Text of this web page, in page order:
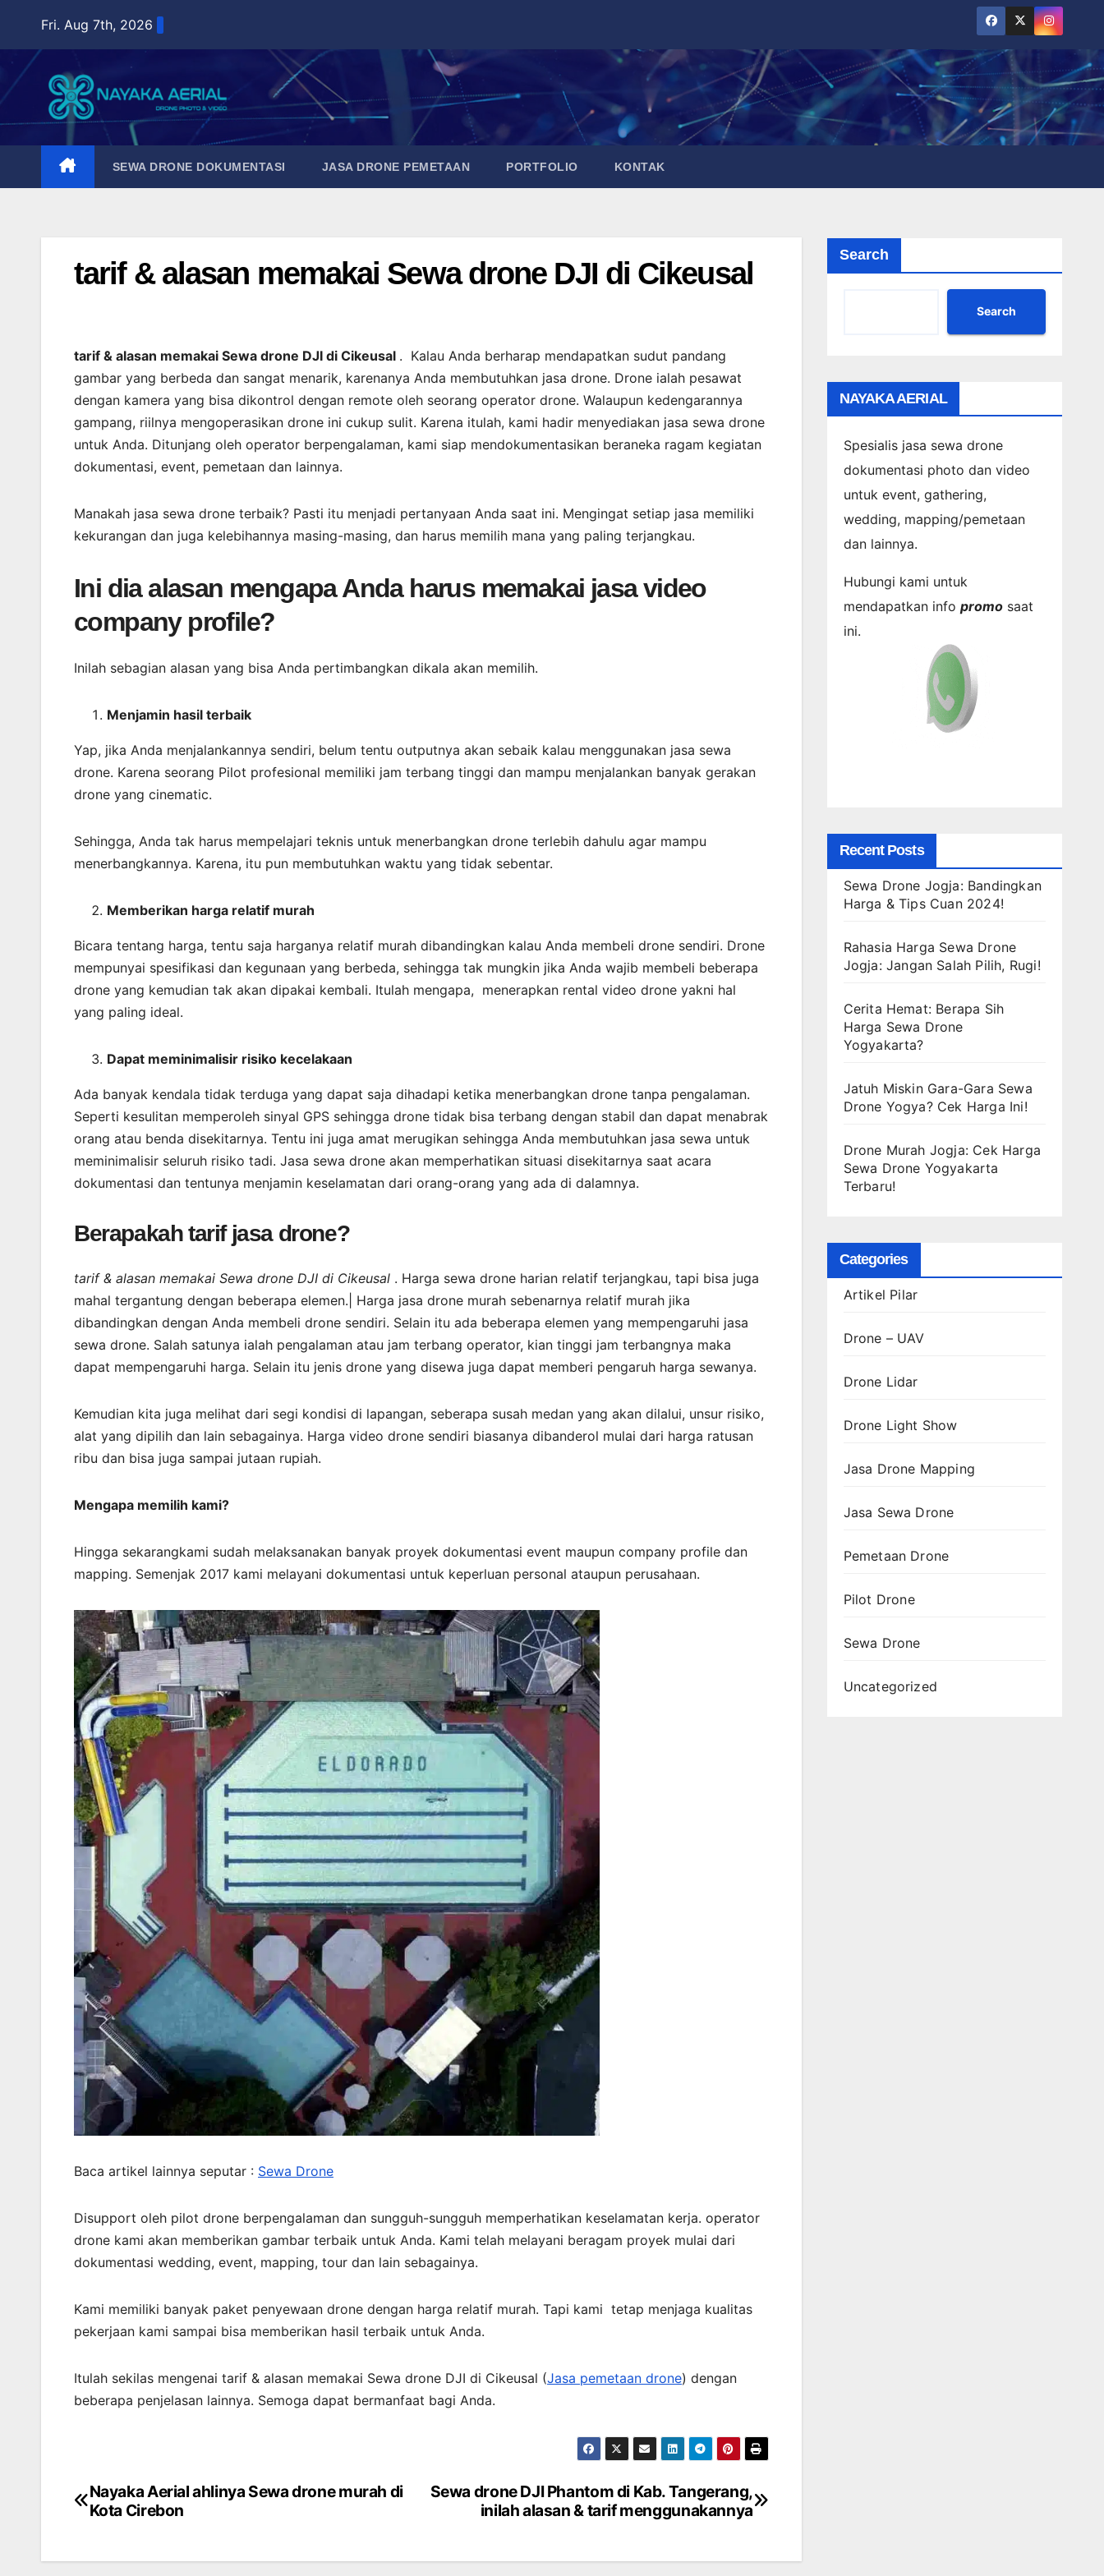
content
Fri. Aug 7th, 2026
SEWA DRONE DOKUMENTASI JASA DRONE PEMETAAN PORTFOLIO KONTAK
tarif & alasan memakai Sewa drone DJI di Cikeusal
tarif & alasan memakai Sewa drone DJI di Cikeusal . Kalau Anda berharap mendapatkan sudut pandang
gambar yang berbeda dan sangat menarik, karenanya Anda membutuhkan jasa drone. Drone ialah pesawat
dengan kamera yang bisa dikontrol dengan remote oleh seorang operator drone. Walaupun kedengarannya
gampang, riilnya mengoperasikan drone ini cukup sulit. Karena itulah, kami hadir menyediakan jasa sewa drone
untuk Anda. Ditunjang oleh operator berpengalaman, kami siap mendokumentasikan beraneka ragam kegiatan
dokumentasi, event, pemetaan dan lainnya.
Manakah jasa sewa drone terbaik? Pasti itu menjadi pertanyaan Anda saat ini. Mengingat setiap jasa memiliki
kekurangan dan juga kelebihannya masing-masing, dan harus memilih mana yang paling terjangkau.
Ini dia alasan mengapa Anda harus memakai jasa video
company profile?
Inilah sebagian alasan yang bisa Anda pertimbangkan dikala akan memilih.
Menjamin hasil terbaik
Yap, jika Anda menjalankannya sendiri, belum tentu outputnya akan sebaik kalau menggunakan jasa sewa
drone. Karena seorang Pilot profesional memiliki jam terbang tinggi dan mampu menjalankan banyak gerakan
drone yang cinematic.
Sehingga, Anda tak harus mempelajari teknis untuk menerbangkan drone terlebih dahulu agar mampu
menerbangkannya. Karena, itu pun membutuhkan waktu yang tidak sebentar.
Memberikan harga relatif murah
Bicara tentang harga, tentu saja harganya relatif murah dibandingkan kalau Anda membeli drone sendiri. Drone
mempunyai spesifikasi dan kegunaan yang berbeda, sehingga tak mungkin jika Anda wajib membeli beberapa
drone yang kemudian tak akan dipakai kembali. Itulah mengapa, menerapkan rental video drone yakni hal
yang paling ideal.
Dapat meminimalisir risiko kecelakaan
Ada banyak kendala tidak terduga yang dapat saja dihadapi ketika menerbangkan drone tanpa pengalaman.
Seperti kesulitan memperoleh sinyal GPS sehingga drone tidak bisa terbang dengan stabil dan dapat menabrak
orang atau benda disekitarnya. Tentu ini juga amat merugikan sehingga Anda membutuhkan jasa sewa untuk
meminimalisir seluruh risiko tadi. Jasa sewa drone akan memperhatikan situasi disekitarnya saat acara
dokumentasi dan tentunya menjamin keselamatan dari orang-orang yang ada di dalamnya.
Berapakah tarif jasa drone?
tarif & alasan memakai Sewa drone DJI di Cikeusal . Harga sewa drone harian relatif terjangkau, tapi bisa juga
mahal tergantung dengan beberapa elemen.| Harga jasa drone murah sebenarnya relatif murah jika
dibandingkan dengan Anda membeli drone sendiri. Selain itu ada beberapa elemen yang mempengaruhi jasa
sewa drone. Salah satunya ialah pengalaman atau jam terbang operator, kian tinggi jam terbangnya maka
dapat mempengaruhi harga. Selain itu jenis drone yang disewa juga dapat memberi pengaruh harga sewanya.
Kemudian kita juga melihat dari segi kondisi di lapangan, seberapa susah medan yang akan dilalui, unsur risiko,
alat yang dipilih dan lain sebagainya. Harga video drone sendiri biasanya dibanderol mulai dari harga ratusan
ribu dan bisa juga sampai jutaan rupiah.
Mengapa memilih kami?
Hingga sekarangkami sudah melaksanakan banyak proyek dokumentasi event maupun company profile dan
mapping. Semenjak 2017 kami melayani dokumentasi untuk keperluan personal ataupun perusahaan.
Baca artikel lainnya seputar : Sewa Drone
Disupport oleh pilot drone berpengalaman dan sungguh-sungguh memperhatikan keselamatan kerja. operator
drone kami akan memberikan gambar terbaik untuk Anda. Kami telah melayani beragam proyek mulai dari
dokumentasi wedding, event, mapping, tour dan lain sebagainya.
Kami memiliki banyak paket penyewaan drone dengan harga relatif murah. Tapi kami tetap menjaga kualitas
pekerjaan kami sampai bisa memberikan hasil terbaik untuk Anda.
Itulah sekilas mengenai tarif & alasan memakai Sewa drone DJI di Cikeusal (Jasa pemetaan drone) dengan
beberapa penjelasan lainnya. Semoga dapat bermanfaat bagi Anda.
Post
Sewa drone DJI Phantom di Kab. Tangerang,
inilah alasan & tarif menggunakannya
Nayaka Aerial ahlinya Sewa drone murah di
Kota Cirebon
Search
Search
NAYAKA AERIAL
Spesialis jasa sewa drone
dokumentasi photo dan video
untuk event, gathering,
wedding, mapping/pemetaan
dan lainnya.
Hubungi kami untuk
mendapatkan info promosaat
ini.
Recent Posts
Sewa Drone Jogja: Bandingkan
Harga & Tips Cuan 2024!
Rahasia Harga Sewa Drone
Jogja: Jangan Salah Pilih, Rugi!
Cerita Hemat: Berapa Sih
Harga Sewa Drone
Yogyakarta?
Jatuh Miskin Gara-Gara Sewa
Drone Yogya? Cek Harga Ini!
Drone Murah Jogja: Cek Harga
Sewa Drone Yogyakarta
Terbaru!
Categories
Artikel Pilar
Drone – UAV
Drone Lidar
Drone Light Show
Jasa Drone Mapping
Jasa Sewa Drone
Pemetaan Drone
Pilot Drone
Sewa Drone
Uncategorized